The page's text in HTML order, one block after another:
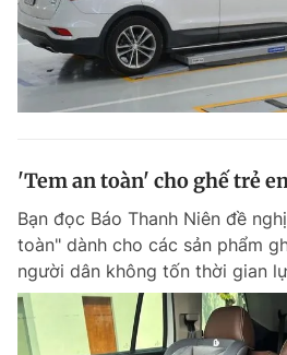
Hotline
0906 645 777
Liên
0908
Đặt báo Quảng cáo RSS
Phó tổng biên tập: Lâm Hiếu Dũng
Phó tổng biên tập: Trần Việt Hưng
Tổng thư ký tòa soạn: Đức Trung
Giấy phép xuất bản số 110/GP -
© 2003-2026 Bản quyền thuộc về Báo
dưới mọi hình thức nếu không có sự
Phát triển bởi ePi Technologies, JSC.
'Tem an toàn' cho ghế trẻ
Bạn đọc Báo Thanh Niên đề
toàn" dành cho các sản phẩm
người dân không tốn thời gian